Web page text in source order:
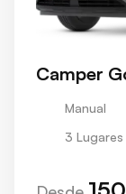
Camper
Manual
3